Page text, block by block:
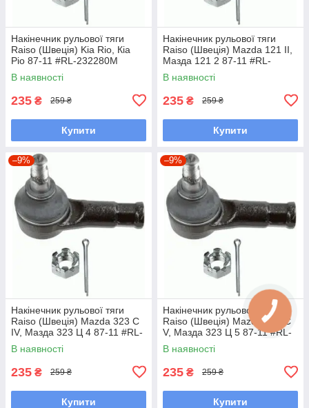
Накінечник рульової тяги
Raiso (Швеція) Kia Rio, Кіа
Ріо 87-11 #RL-232280M
UAYINBP7
В наявності
235 ₴ 259 ₴
Купити
Накінечник рульової тяги
Raiso (Швеція) Mazda 121 II,
Мазда 121 2 87-11 #RL-
232280M UAFKHJP7
В наявності
235 ₴ 259 ₴
Купити
–9%
Накінечник рульової тяги
Raiso (Швеція) Mazda 323 C
IV, Мазда 323 Ц 4 87-11 #RL-
232280M UAVPCWF7
В наявності
235 ₴ 259 ₴
Купити
–9%
Накінечник рульової тяги
Raiso (Швеція) Mazda 323 C
V, Мазда 323 Ц 5 87-11 #RL-
232280M UAVPCWF7
В наявності
235 ₴ 259 ₴
Купити